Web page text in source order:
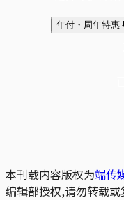
年付・周年特惠
本刊载内容版权为端传
编辑部授权,请勿转载或